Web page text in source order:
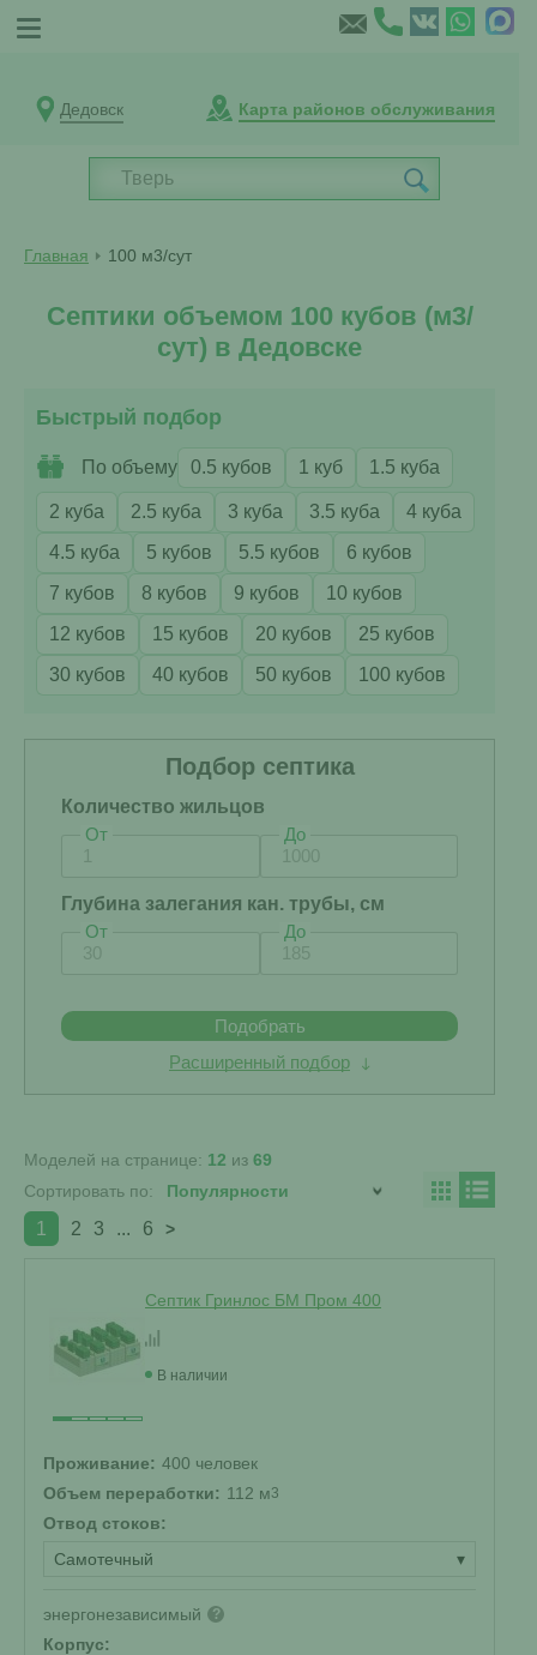
Дедовск Карта районов обслуживания
Главная 100 м3/сут
Септики объемом 100 кубов (м3/
сут) в Дедовске
Быстрый подбор
По объему 0.5 кубов 1 куб 1.5 куба
2 куба 2.5 куба 3 куба 3.5 куба
4 куба
4.5 куба
5 кубов 5.5 кубов
6 кубов
7 кубов
8 кубов 9 кубов
10 кубов
12 кубов
15 кубов 20 кубов
25 кубов
30 кубов
40 кубов 50 кубов 100 кубов
Подбор септика
Количество жильцов
От
До
Глубина залегания кан. трубы, см
От
До
Подобрать
Расширенный подбор
Моделей на странице: 12 из 69
Сортировать по:
1 2 3 ... 6 >
Септик Гринлос БМ Пром 400
В наличии
Проживание: 400 человек
Объем переработки: 112 м3
Отвод стоков:
Самотечный
▾
энергонезависимый ?
Корпус: